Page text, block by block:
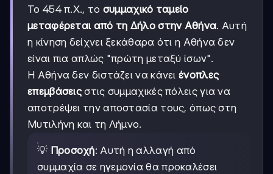
Το 454 π.Χ., το συμμαχικό ταμείο
μεταφέρεται από τη Δήλο στην Αθήνα. Αυτή
η κίνηση δείχνει ξεκάθαρα ότι η Αθήνα δεν
είναι πια απλώς "πρώτη μεταξύ ίσων".
Η Αθήνα δεν διστάζει να κάνει ένοπλες
επεμβάσειςστις συμμαχικές πόλεις για να
αποτρέψει την αποστασία τους, όπως στη
Μυτιλήνη και τη Λήμνο.
💡 Προσοχή: Αυτή η αλλαγή από
συμμαχία σε ηγεμονία θα προκαλέσει